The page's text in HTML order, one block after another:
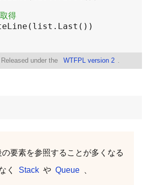
得
( list . Last
under the WTFPL version 2 .
要素を参照することが多くなる
く
Stack や Queue